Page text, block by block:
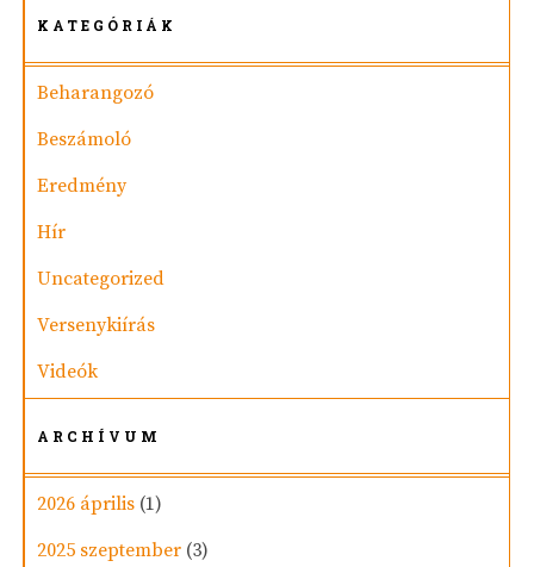
KATEGÓRIÁK
Beharangozó
Beszámoló
Eredmény
Hír
Uncategorized
Versenykiírás
Videók
ARCHÍVUM
2026 április (1)
2025 szeptember (3)